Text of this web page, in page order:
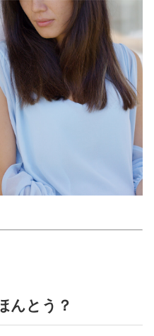
んとう？